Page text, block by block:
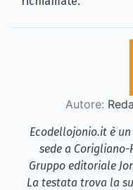
Autore:
Ecodellojonio.it è
sede a Corigliano-
Gruppo editoriale
La testata trova la